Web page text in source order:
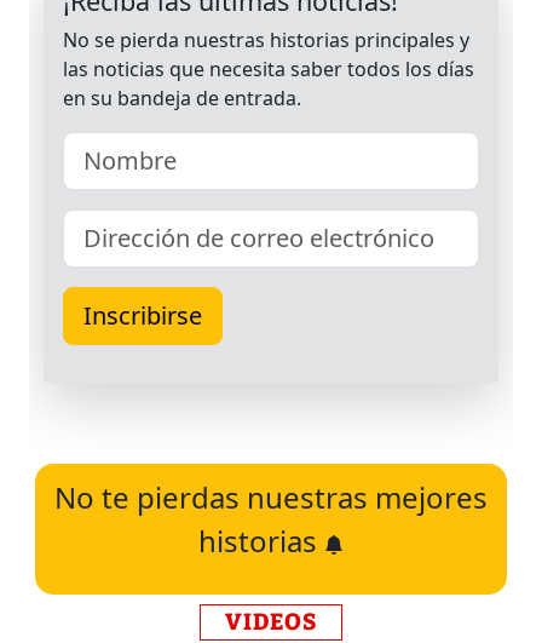
No te pierdas nuestras mejores
historias
VIDEOS